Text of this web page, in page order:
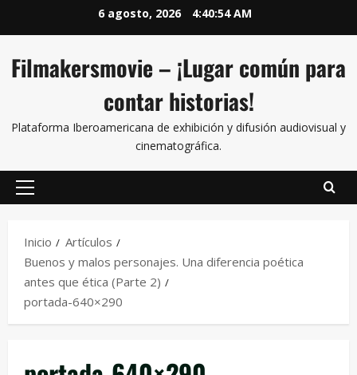
6 agosto, 2026 4:40:55 AM
Filmakersmovie – ¡Lugar común para
contar historias!
Plataforma Iberoamericana de exhibición y difusión audiovisual y
cinematográfica.
Inicio
Artículos
Buenos y malos personajes. Una diferencia poética
antes que ética (Parte 2)
portada-640×290